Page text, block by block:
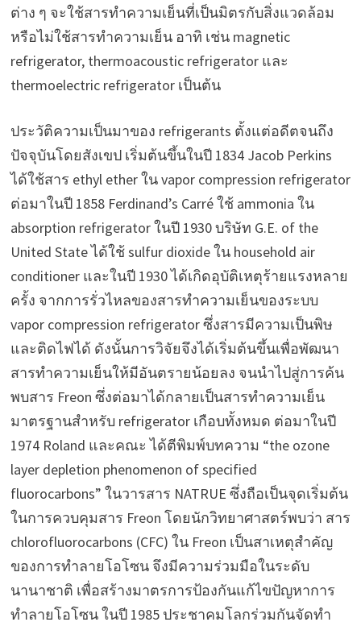
ต่าง ๆ จะใช้สารทำความเย็นที่เป็นมิตรกับสิ่งแวดล้อม
หรือไม่ใช้สารทำความเย็น อาทิ เช่น magnetic
refrigerator, thermoacoustic refrigerator และ
thermoelectric refrigerator เป็นต้น
ประวัติความเป็นมาของ refrigerants ตั้งแต่อดีตจนถึง
ปัจจุบันโดยสังเขป เริ่มต้นขึ้นในปี 1834 Jacob Perkins
ได้ใช้สาร ethyl ether ใน vapor compression refrigerator
ต่อมาในปี 1858 Ferdinand’s Carré ใช้ ammonia ใน
absorption refrigerator ในปี 1930 บริษัท G.E. of the
United State ได้ใช้ sulfur dioxide ใน household air
conditioner และในปี 1930 ได้เกิดอุบัติเหตุร้ายแรงหลาย
ครั้ง จากการรั่วไหลของสารทำความเย็นของระบบ
vapor compression refrigerator ซึ่งสารมีความเป็นพิษ
และติดไฟได้ ดังนั้นการวิจัยจึงได้เริ่มต้นขึ้นเพื่อพัฒนา
สารทำความเย็นให้มีอันตรายน้อยลง จนนำไปสู่การค้น
พบสาร Freon ซึ่งต่อมาได้กลายเป็นสารทำความเย็น
มาตรฐานสำหรับ refrigerator เกือบทั้งหมด ต่อมาในปี
1974 Roland และคณะ ได้ตีพิมพ์บทความ “the ozone
layer depletion phenomenon of specified
fluorocarbons” ในวารสาร NATRUE ซึ่งถือเป็นจุดเริ่มต้น
ในการควบคุมสาร Freon โดยนักวิทยาศาสตร์พบว่า สาร
chlorofluorocarbons (CFC) ใน Freon เป็นสาเหตุสำคัญ
ของการทำลายโอโซน จึงมีความร่วมมือในระดับ
นานาชาติ เพื่อสร้างมาตรการป้องกันแก้ไขปัญหาการ
ทำลายโอโซน ในปี 1985 ประชาคมโลกร่วมกันจัดทำ